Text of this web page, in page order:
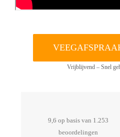
Vrijblijvend – Snel
9,6 op basis van 1.253
beoordelingen